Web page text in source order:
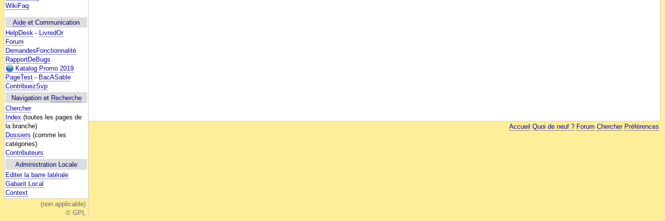
WikiFaq
Aide et Communication
HelpDesk - LivredOr
Forum
DemandesFonctionnalité
RapportDeBugs
Katalog Promo 2019
PageTest - BacASable
ContribuezSvp
Navigation et Recherche
Chercher
Index (toutes les pages de
la branche)
Dossiers (comme les
catégories)
Contributeurs
Administration Locale
Editer la barre latérale
Gabarit Local
Context
(non applicable)
© GPL
Accueil Quoi de neuf ? Forum Chercher Préférences